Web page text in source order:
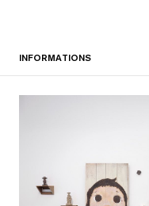
INFORMATIONS